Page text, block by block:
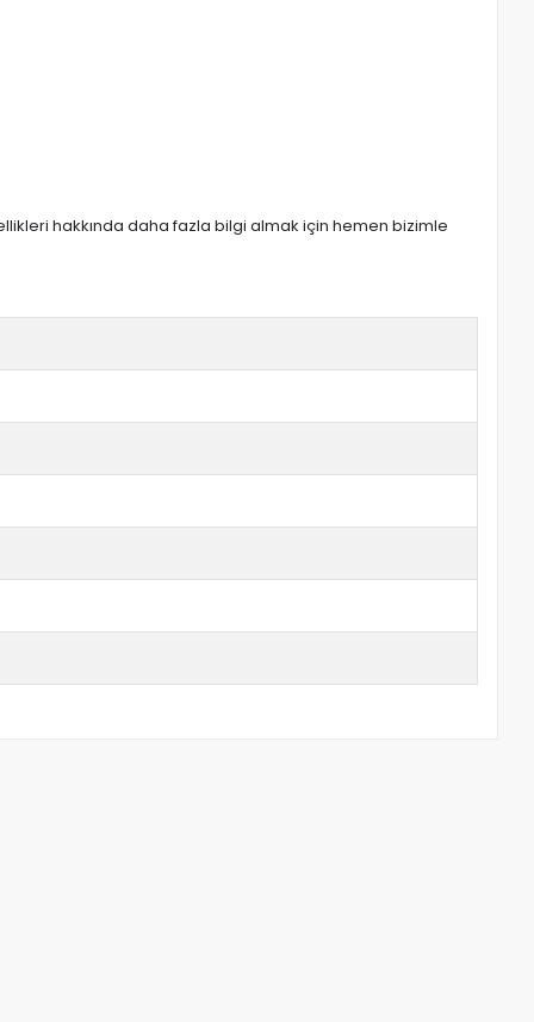
hakkında daha fazla bilgi almak için hemen bizimle